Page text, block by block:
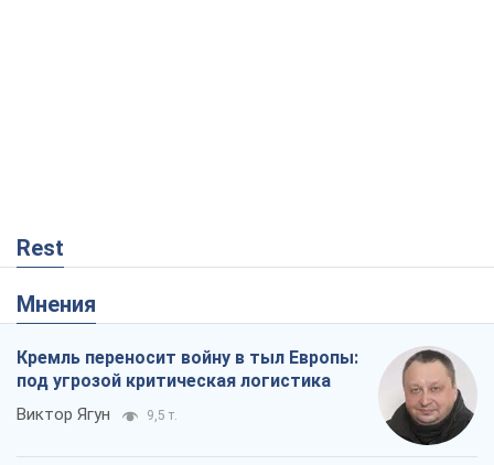
Rest
Мнения
Кремль переносит войну в тыл Европы:
под угрозой критическая логистика
Виктор Ягун 9,5 т.